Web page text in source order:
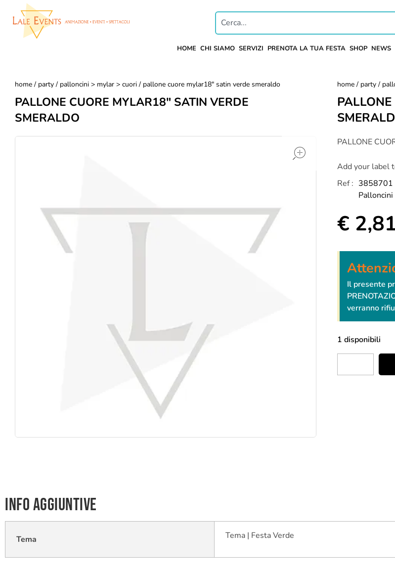
HOME CHI SIAMO SERVIZI PRENOTA LA TUA FESTA SHOP NEWS
home / party / palloncini > mylar > cuori / pallone cuore mylar18" satin verde smeraldo
PALLONE CUORE MYLAR18" SATIN VERDE
SMERALDO
home / party /
PALLONE
Add your label
Ref : 3858701
€
Il presente
verranno
1 disponibili
Info aggiuntive
Tema Tema | Festa Verde